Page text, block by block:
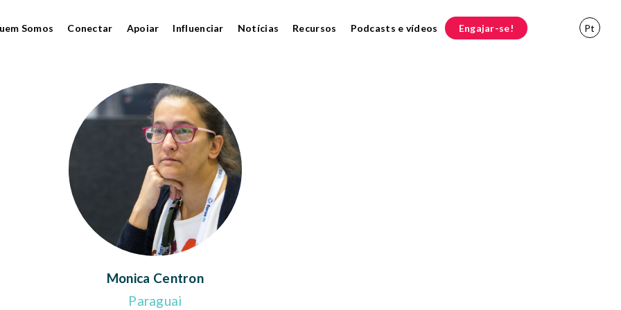
Somos Conectar Apoiar Influenciar Notícias Recursos Podcasts e vídeos Engajar-se! Pt
Monica Centron
Paraguai